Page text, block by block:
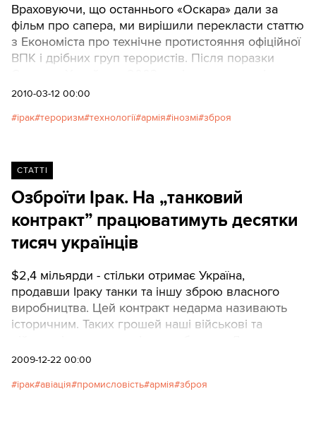
Враховуючи, що останнього «Оскара» дали за
фільм про сапера, ми вирішили перекласти статтю
з Економіста про технічне протистояння офіційної
ВПК і дрібних груп терористів. Після поразки
які увійшли до міст Іраку, зіткнулися з смарт-
дистанційного керування для відкриття дверей
кустарних виробників бомб, які опинялися
поблизу.
2010-03-12 00:00
ірак тероризм технології армія інозмі зброя
СТАТТІ
Озброїти Ірак. На „танковий
контракт” працюватимуть десятки
тисяч українців
$2,4 мільярди - стільки отримає Україна,
продавши Іраку танки та іншу зброю власного
виробництва. Цей контракт недарма називають
історичним. Таких грошей наші військові та
розуміння: утримання української армії у 2008-му
2009-му – менше мільярда. Тобто ми виграли
2009-12-22 00:00
ірак авіація промисловість армія зброя